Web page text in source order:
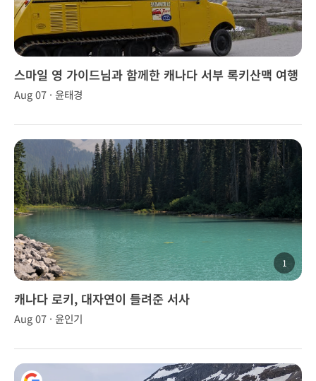
스마일 영 가이드님과 함께한 캐나다 서부 록키산맥 여행
Aug 07 · 윤태경
1
캐나다 로키, 대자연이 들려준 서사
Aug 07 · 윤인기